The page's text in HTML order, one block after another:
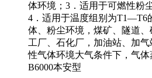
体环境；3．适用于可燃性粉
4．适用于温度组别为T1—T6
体、粉尘环境，煤矿、隧道
工厂、石化厂，加油站、加
性气体环境大气条件下，气
B6000本安型